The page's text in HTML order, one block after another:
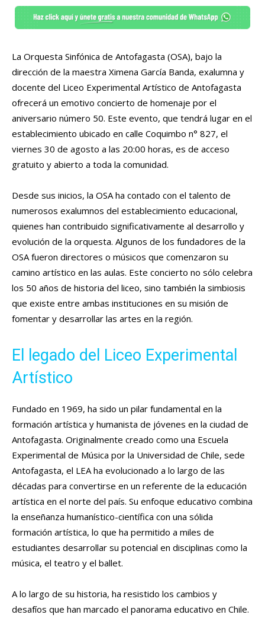
La Orquesta Sinfónica de Antofagasta (OSA), bajo la
dirección de la maestra Ximena García Banda, exalumna y
docente del Liceo Experimental Artístico de Antofagasta
ofrecerá un emotivo concierto de homenaje por el
aniversario número 50. Este evento, que tendrá lugar en el
establecimiento ubicado en calle Coquimbo n° 827, el
viernes 30 de agosto a las 20:00 horas, es de acceso
gratuito y abierto a toda la comunidad.
Desde sus inicios, la OSA ha contado con el talento de
numerosos exalumnos del establecimiento educacional,
quienes han contribuido significativamente al desarrollo y
evolución de la orquesta. Algunos de los fundadores de la
OSA fueron directores o músicos que comenzaron su
camino artístico en las aulas. Este concierto no sólo celebra
los 50 años de historia del liceo, sino también la simbiosis
que existe entre ambas instituciones en su misión de
fomentar y desarrollar las artes en la región.
El legado del Liceo Experimental
Artístico
Fundado en 1969, ha sido un pilar fundamental en la
formación artística y humanista de jóvenes en la ciudad de
Antofagasta. Originalmente creado como una Escuela
Experimental de Música por la Universidad de Chile, sede
Antofagasta, el LEA ha evolucionado a lo largo de las
décadas para convertirse en un referente de la educación
artística en el norte del país. Su enfoque educativo combina
la enseñanza humanístico-científica con una sólida
formación artística, lo que ha permitido a miles de
estudiantes desarrollar su potencial en disciplinas como la
música, el teatro y el ballet.
A lo largo de su historia, ha resistido los cambios y
desafíos que han marcado el panorama educativo en Chile.